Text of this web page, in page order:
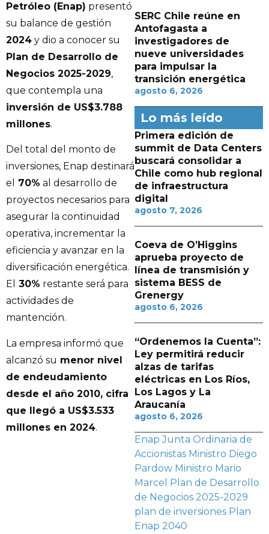
Petróleo (Enap) presentó
su balance de gestión
2024 y dio a conocer su
Plan de Desarrollo de
Negocios 2025-2029,
que contempla una
inversión de US$3.788
millones.
Del total del monto de
inversiones, Enap destinará
el
70% al desarrollo de
proyectos necesarios para
asegurar la continuidad
operativa, incrementar la
eficiencia y avanzar en la
diversificación energética.
El 30% restante será para
actividades de
mantención.
La empresa informó que
alcanzó su menor nivel
de endeudamiento
desde el año 2010, cifra
que llegó a US$3.533
millones en 2024.
SERC Chile reúne en
Antofagasta a
investigadores de
nueve universidades
para impulsar la
transición energética
agosto 6, 2026
Lo más leído
Primera edición de
summit de Data Centers
buscará consolidar a
Chile como hub regional
de infraestructura
digital
agosto 7, 2026
Coeva de O’Higgins
aprueba proyecto de
línea de transmisión y
sistema BESS de
Grenergy
agosto 6, 2026
“Ordenemos la Cuenta”:
Ley permitirá reducir
alzas de tarifas
eléctricas en Los Ríos,
Los Lagos y La
Araucanía
agosto 6, 2026
Enap Junta Ordinaria de
Accionistas Ministro Diego
Pardow Ministro Mario
Marcel Plan de Desarrollo
de Negocios 2025-2029
plan de inversiones Plan
Enap 2040